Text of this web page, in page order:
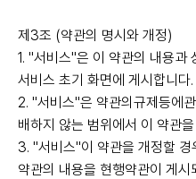
제3조 (약관의 명시와 개정)
1. "서비스"은 이 약관의 내용과
서비스 초기 화면에 게시합니다.
2. "서비스"은 약관의규제등에
배하지 않는 범위에서 이 약관
3. "서비스"이 약관을 개정할
약관의 내용을 현행약관이 게